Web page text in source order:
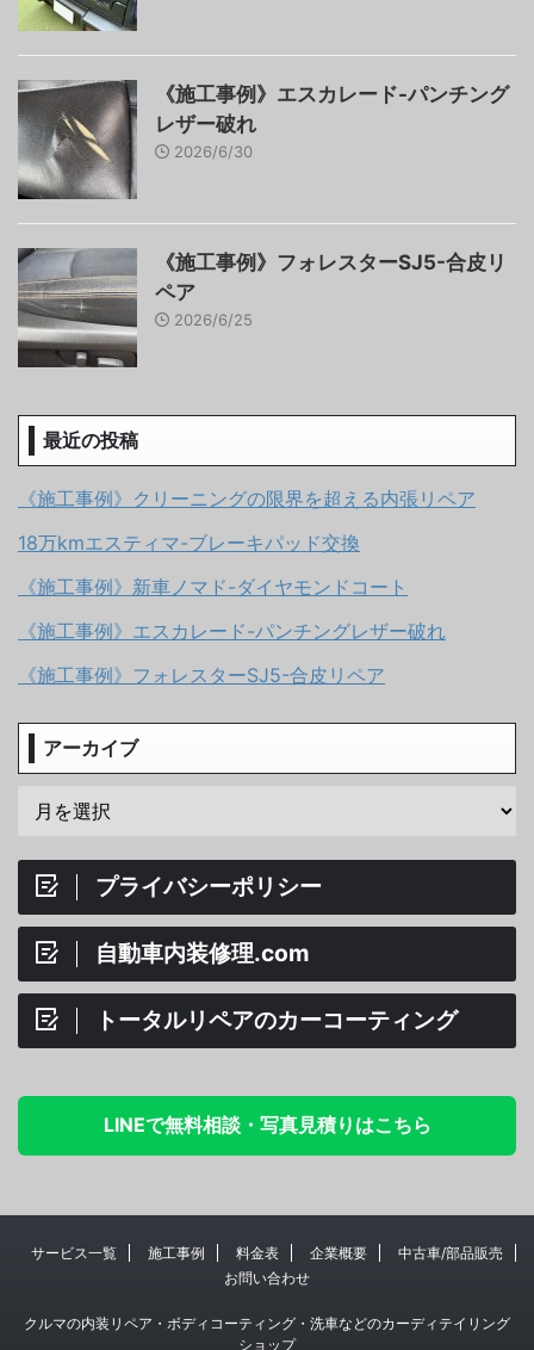
《施工事例》エスカレード-パンチング
レザー破れ
2026/6/30
《施工事例》フォレスターSJ5-合皮リ
ペア
2026/6/25
最近の投稿
《施工事例》クリーニングの限界を超える内張リペア
18万kmエスティマ-ブレーキパッド交換
《施工事例》新車ノマド-ダイヤモンドコート
《施工事例》エスカレード-パンチングレザー破れ
《施工事例》フォレスターSJ5-合皮リペア
アーカイブ
プライバシーポリシー
自動車内装修理.com
トータルリペアのカーコーティング
LINEで無料相談・写真見積りはこちら
サービス一覧 施工事例 料金表 企業概要
中古車/部品販売
お問い合わせ
クルマの内装リペア・ボディコーティング・洗車などのカーディテイリング
ショップ